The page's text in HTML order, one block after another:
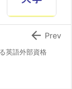
英語外部資格
 Prev